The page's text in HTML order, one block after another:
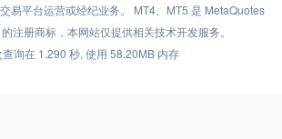
易平台运营或经纪业务。 MT4、MT5 是 MetaQuotes
注册商标，本网站仅提供相关技术开发服务。
查询在 1.290 秒, 使用 58.20MB 内存